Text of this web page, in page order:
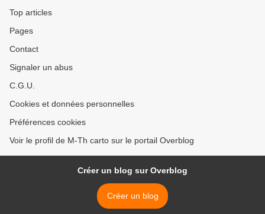
Top articles
Pages
Contact
Signaler un abus
C.G.U.
Cookies et données personnelles
Préférences cookies
Voir le profil de M-Th carto sur le portail Overblog
Créer un blog sur Overblog
Créer un blog